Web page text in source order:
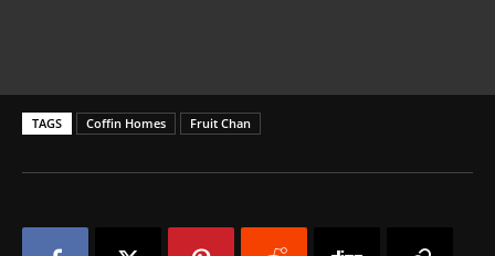
TAGS Coffin Homes Fruit Chan